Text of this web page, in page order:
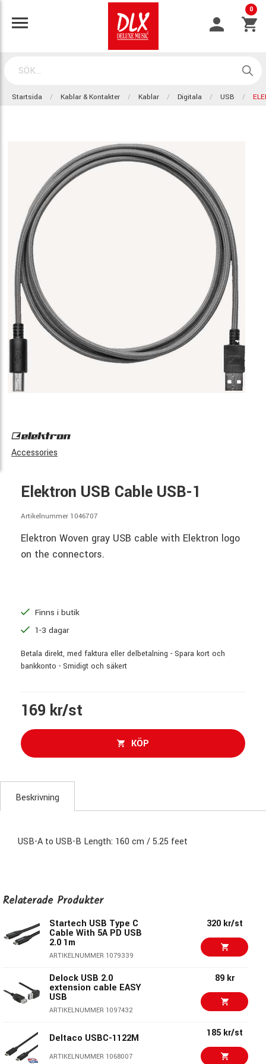
0
Startsida Kablar & Kontakter Kablar Digitala USB
Accessories
Elektron USB Cable USB-1
Artikelnummer 1046707
Elektron Woven gray USB cable with Elektron logo
on the connectors.
Finns i butik
1-3 dagar
Betala direkt, med faktura eller delbetalning - Spara kort och
bankkonto - Smidigt och säkert
169 kr/st
KÖP
Beskrivning
USB-A to USB-B Length: 160 cm / 5.25 feet
Relaterade Produkter
Startech USB Type C
Cable With 5A PD USB
2.0 1m
ARTIKELNUMMER 1079339
320 kr/st
Delock USB 2.0
extension cable EASY
USB
ARTIKELNUMMER 1097432
89 kr
Deltaco USBC-1122M
ARTIKELNUMMER 1068007
185 kr/st